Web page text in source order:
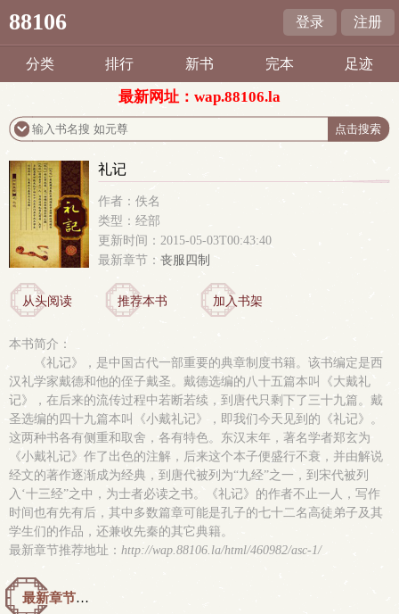
88106 登录 注册
分类 排行 新书 完本 足迹
最新网址：wap.88106.la
礼记
作者：佚名
类型：经部
更新时间：2015-05-03T00:43:40
最新章节： 丧服四制
从头阅读 推荐本书 加入书架
本书简介：
《礼记》，是中国古代一部重要的典章制度书籍。该书编定是西
汉礼学家戴德和他的侄子戴圣。戴德选编的八十五篇本叫《大戴礼
记》，在后来的流传过程中若断若续，到唐代只剩下了三十九篇。戴
圣选编的四十九篇本叫《小戴礼记》，即我们今天见到的《礼记》。
这两种书各有侧重和取舍，各有特色。东汉末年，著名学者郑玄为
《小戴礼记》作了出色的注解，后来这个本子便盛行不衰，并由解说
经文的著作逐渐成为经典，到唐代被列为“九经”之一，到宋代被列
入‘十三经”之中，为士者必读之书。《礼记》的作者不止一人，写作
时间也有先有后，其中多数篇章可能是孔子的七十二名高徒弟子及其
学生们的作品，还兼收先秦的其它典籍。
最新章节推荐地址： http://wap.88106.la/html/460982/asc-1/
最新章节预览 更新时间：2015-05-03T00:43:40